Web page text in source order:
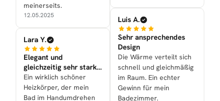
meinerseits.
12.05.2025
Lara Y.
Elegant und
gleichzeitig sehr stark
in der Leistung
Ein wirklich schöner
Heizkörper, der mein
Bad im Handumdrehen
Luis A.
Sehr ansprechendes
Design
Die Wärme verteilt sich
schnell und gleichmäßig
im Raum. Ein echter
Gewinn für mein
Badezimmer.